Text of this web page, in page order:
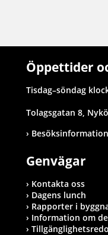
Öppettider
Tisdag–söndag
Tolagsgatan 8,
Besöksinformation
Genvägar
Kontakta oss
Dagens lunch
Rapporter i
Information om